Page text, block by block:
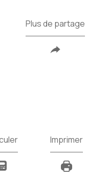
Plus de partage
Imprimer